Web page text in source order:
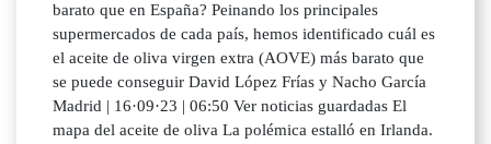
barato que en España? Peinando los principales
supermercados de cada país, hemos identificado cuál es
el aceite de oliva virgen extra (AOVE) más barato que
se puede conseguir David López Frías y Nacho García
Madrid | 16·09·23 | 06:50 Ver noticias guardadas El
mapa del aceite de oliva La polémica estalló en Irlanda.